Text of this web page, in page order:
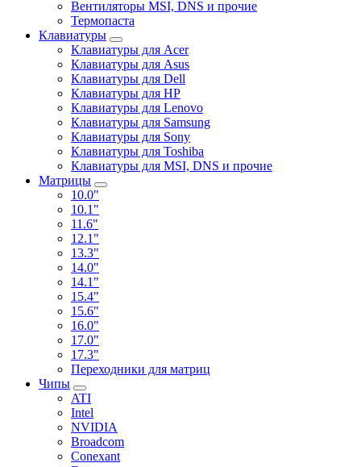
Вентиляторы MSI, DNS и прочие
Термопаста
Клавиатуры
Клавиатуры для Acer
Клавиатуры для Asus
Клавиатуры для Dell
Клавиатуры для HP
Клавиатуры для Lenovo
Клавиатуры для Samsung
Клавиатуры для Sony
Клавиатуры для Toshiba
Клавиатуры для MSI, DNS и прочие
Матрицы
10.0"
10.1"
11.6"
12.1"
13.3"
14.0"
14.1"
15.4"
15.6"
16.0"
17.0"
17.3"
Переходники для матриц
Чипы
ATI
Intel
NVIDIA
Broadcom
Conexant